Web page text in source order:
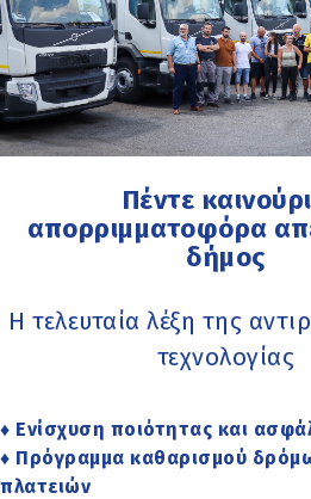
Πέντε
απορριμματοφόρα
δήμος
Η τελευταία λέξη της
τεχνολογίας
♦ Ενίσχυση ποιότητας και
♦ Πρόγραμμα καθαρισμού
πλατειών